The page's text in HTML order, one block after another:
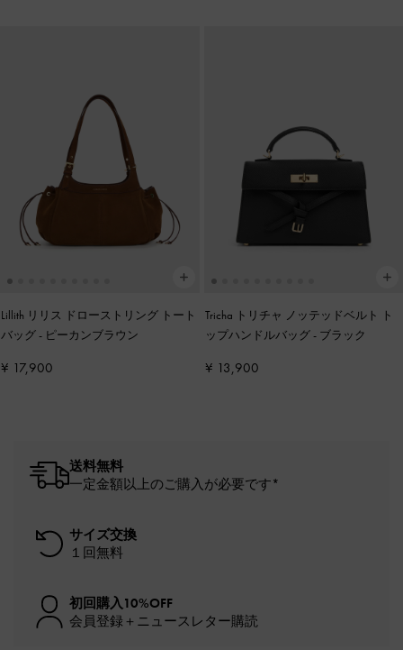
Lillith リリス ドローストリング トート
バッグ- ピーカンブラウン
¥ 17,900
Tricha トリチャ ノッテッドベルト ト
ップハンドルバッグ- ブラック
¥ 13,900
送料無料
一定金額以上のご購入が必要です*
サイズ交換
１回無料
初回購入10%OFF
会員登録＋ニュースレター購読